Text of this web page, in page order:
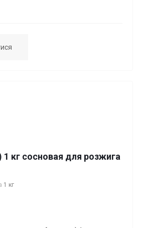
кг сосновая для розжига
1 кг